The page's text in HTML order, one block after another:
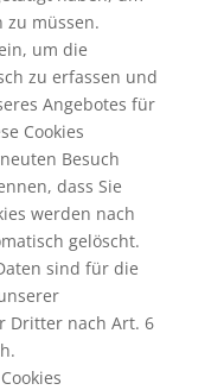
zu müssen.
um die
zu erfassen und
Angebotes für
Cookies
Besuch
dass Sie
werden nach
gelöscht.
sind für die
Dritter nach Art. 6